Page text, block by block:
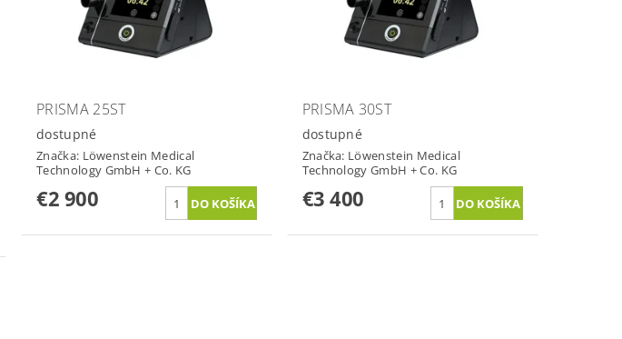
PRISMA 25ST
dostupné
Značka: Löwenstein Medical
Technology GmbH + Co. KG
€2 900
PRISMA 30ST
dostupné
Značka: Löwenstein Medical
Technology GmbH + Co. KG
€3 400